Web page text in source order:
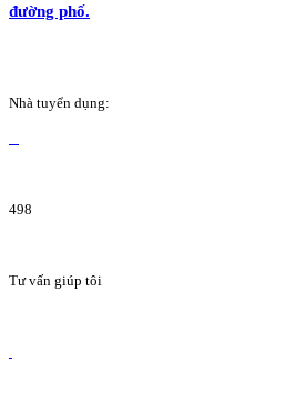
đường phố.
Nhà tuyển dụng:
498
Tư vấn giúp tôi